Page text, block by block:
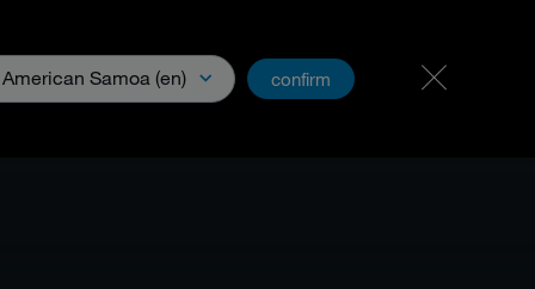
American Samoa (en) confirm